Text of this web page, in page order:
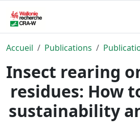
Accueil Publications
Insect rearing
residues: How
sustainability